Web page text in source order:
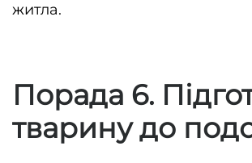
житла.
Порада 6.
тварину до